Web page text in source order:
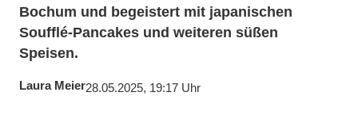
Bochum und begeistert mit japanischen
Soufflé-Pancakes und weiteren süßen
Speisen.
Laura Meier28.05.2025, 19:17 Uhr